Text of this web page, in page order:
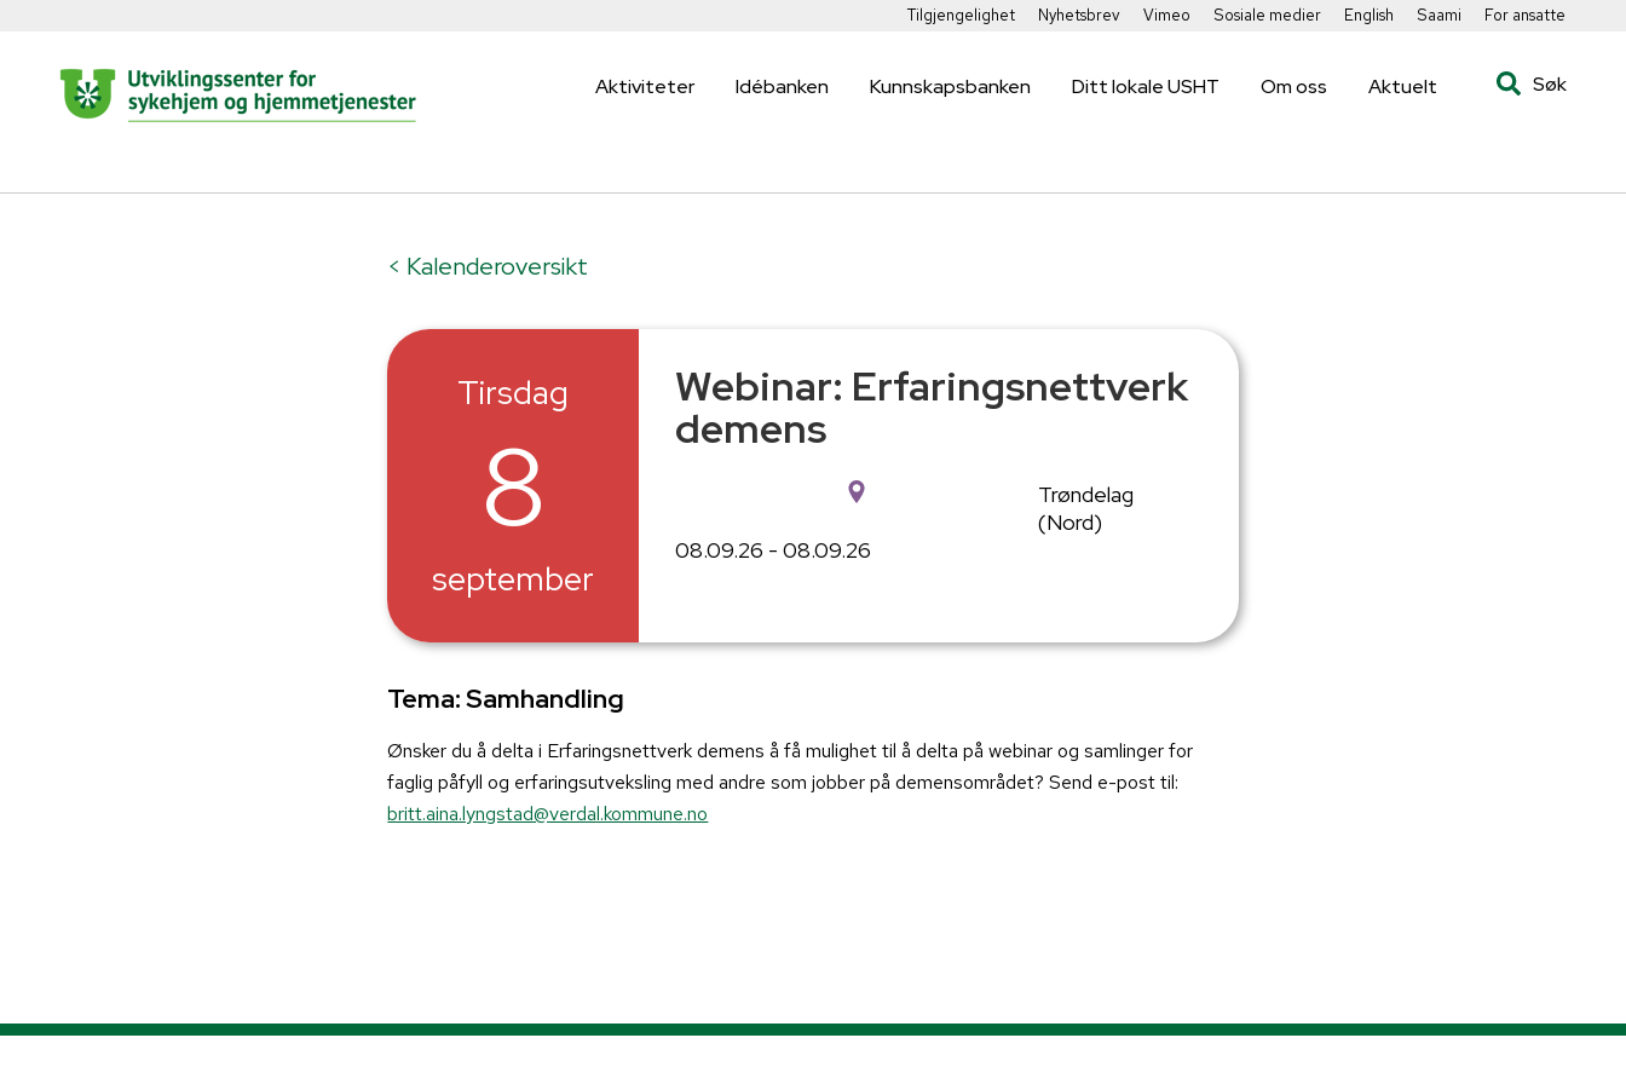
Tilgjengelighet Nyhetsbrev Vimeo Sosiale medier English Saami For ansatte
Aktiviteter Idébanken Kunnskapsbanken Ditt lokale USHT Om oss Aktuelt Søk
< Kalenderoversikt
Tirsdag
8
september
Webinar: Erfaringsnettverk
demens
Trøndelag
(Nord)
08.09.26 - 08.09.26
Tema: Samhandling
Ønsker du å delta i Erfaringsnettverk demens å få mulighet til å delta på webinar og samlinger for
faglig påfyll og erfaringsutveksling med andre som jobber på demensområdet? Send e-post til:
britt.aina.lyngstad@verdal.kommune.no